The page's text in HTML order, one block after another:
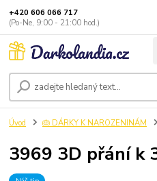
+420 606 066 717
(Po-Ne, 9:00 - 21:00 hod.)
Úvod 🎂 DÁRKY K NAROZENINÁM
3969 3D přání k